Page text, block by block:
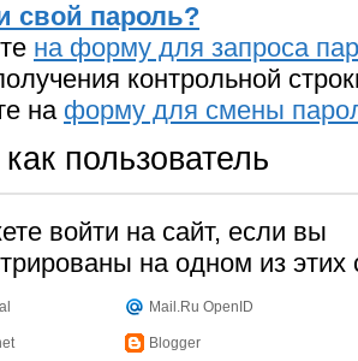
свой пароль?
на форму для запроса
контрольной
на форму для смены
пользователь
войти на сайт, если вы
на одном из этих
Mail.Ru OpenID
Blogger